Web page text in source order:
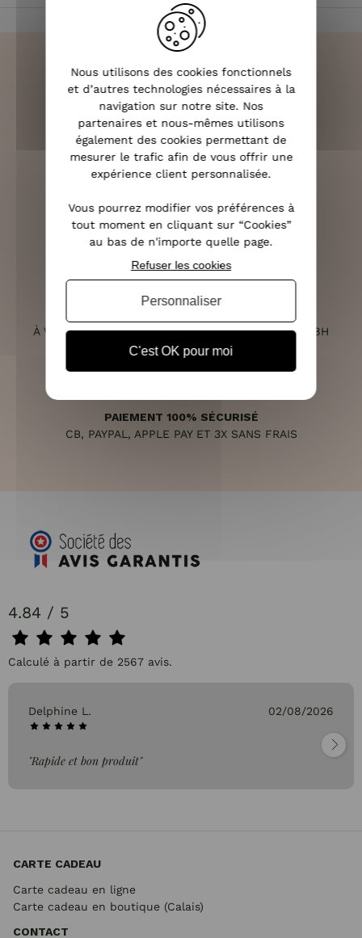
LIVRAISON RAPIDE
OFFERTE DÈS 70€
RETOURS SOUS 14 JOURS
(VOIR LES CONDITIONS)
À VOTRE ÉCOUTE DU LUNDI AU SAMEDI DE 10H À 18H
PAIEMENT 100% SÉCURISÉ
CB, PAYPAL, APPLE PAY ET 3X SANS FRAIS
4.84 / 5
Calculé à partir de 2567 avis.
Delphine L. 02/08/2026
"Rapide et bon produit"
CARTE CADEAU
Carte cadeau en ligne
Carte cadeau en boutique (Calais)
CONTACT
Nous utilisons des cookies fonctionnels
et d’autres technologies nécessaires à la
navigation sur notre site. Nos
partenaires et nous-mêmes utilisons
également des cookies permettant de
mesurer le trafic afin de vous offrir une
expérience client personnalisée.
Vous pourrez modifier vos préférences à
tout moment en cliquant sur “Cookies”
au bas de n'importe quelle page.
C'est OK pour moi
Refuser les cookies
Personnaliser